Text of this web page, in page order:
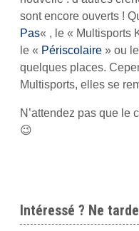
sont encore ouverts !
Pas« , le « Multisports
le « Périscolaire » ou
quelques places.
Multisports, elles se
N’attendez pas que le
😉
Intéressé ? Ne